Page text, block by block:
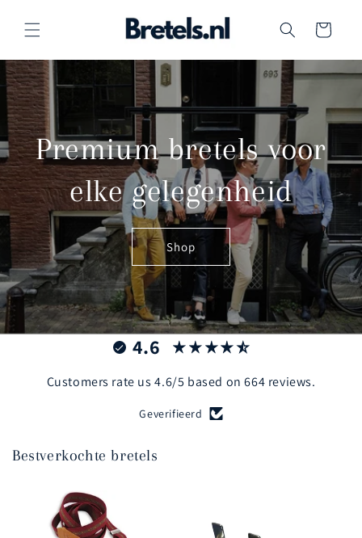
content
Winkelwagen
Premium bretels voor
elke gelegenheid
Shop
4.6
Customers rate us 4.6/5 based on 664 reviews.
Geverifieerd
Bestverkochte bretels